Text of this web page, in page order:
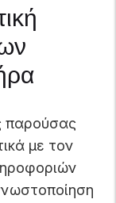
παρούσας
με τον